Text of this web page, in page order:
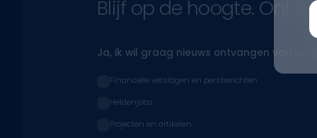
Blijf op de hoogte.
Ja, ik wil graag nieuws ontvangen van de
Financiële verslagen en persberichten
Heldenjobs
Projecten en artikelen